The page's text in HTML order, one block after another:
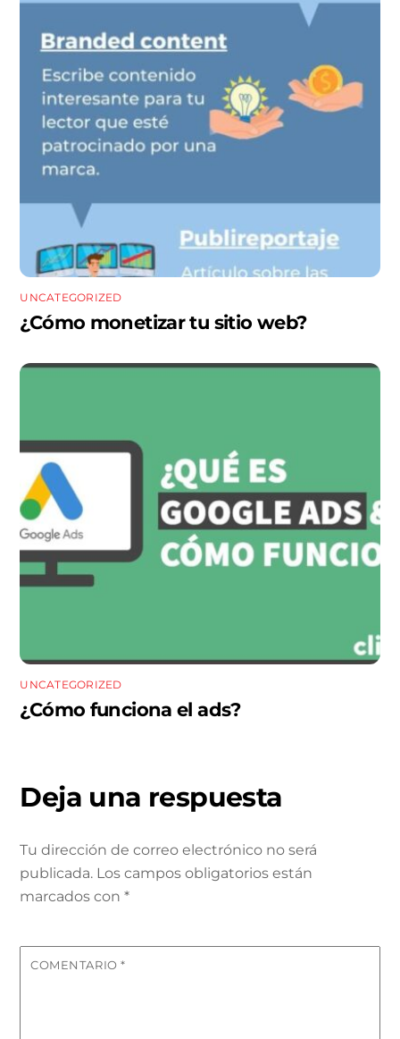
UNCATEGORIZED
¿Cómo monetizar tu sitio web?
UNCATEGORIZED
¿Cómo funciona el ads?
Deja una respuesta
Tu dirección de correo electrónico no será
publicada. Los campos obligatorios están
marcados con*
COMENTARIO*